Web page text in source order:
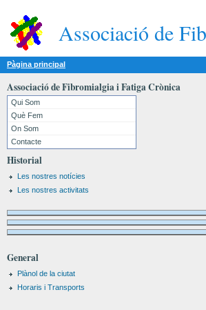
Associació de
Pàgina principal
Associació de Fibromialgia i Fatiga Crònica
Qui Som
Què Fem
On Som
Contacte
Historial
Les nostres notícies
Les nostres activitats
General
Plànol de la ciutat
Horaris i Transports